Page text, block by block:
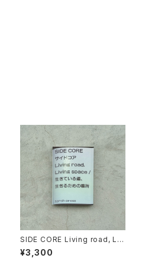
SIDE CORE Living road, Liv
ing space 展覧会カタログ
¥3,300